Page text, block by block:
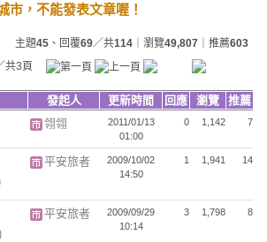
主題45 、回覆69／共114 ｜瀏覽49,807 ｜推薦603
共3頁
發起人 更新時間 回應 瀏覽
推薦
翎翎
2011/01/13
01:00
0 1,142 7
平安旅者
2009/10/02
14:50
1 1,941 14
平安旅者
2009/09/29
10:14
3 1,798 8